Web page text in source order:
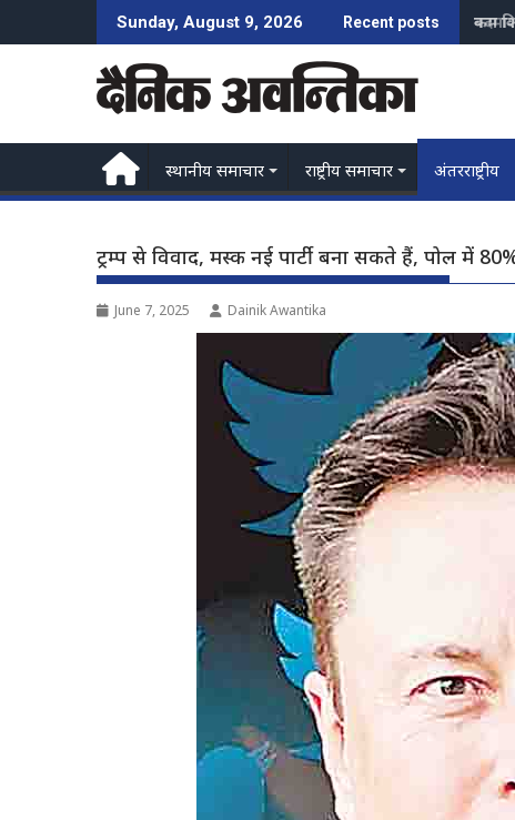
to
Sunday, August 9, 2026 Recent posts कम
स्थानीय समाचार राष्ट्रीय समाचार अंतरराष्ट्रीय
ट्रम्प से विवाद, मस्क नई पार्टी बना सकते हैं, पोल में
June 7, 2025 Dainik Awantika